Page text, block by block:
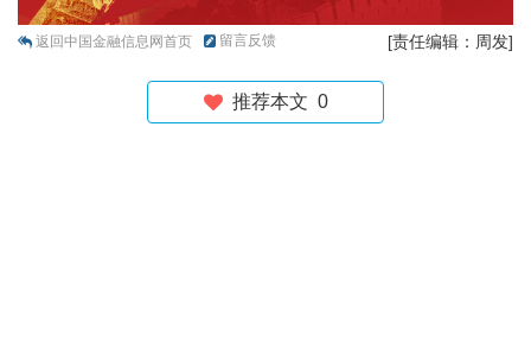
返回中国金融信息网首页 留言反馈 [责任编辑：周发]
推荐本文 0